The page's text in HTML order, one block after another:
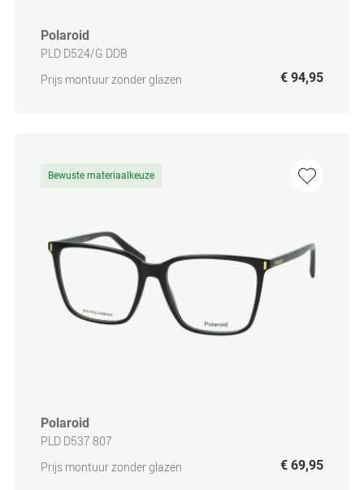
Polaroid
PLD D524/G DDB
Prijs montuur zonder glazen
€ 94,95
Bewuste materiaalkeuze
Polaroid
PLD D537 807
Prijs montuur zonder glazen
€ 69,95